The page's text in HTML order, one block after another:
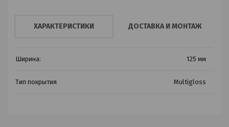
ХАРАКТЕРИСТИКИ ДОСТАВКА И МОНТАЖ
Ширина: 125 мм
Тип покрытия Multigloss